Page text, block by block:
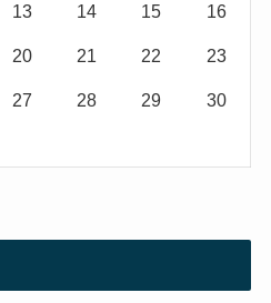
13 14 15 16
20 21 22 23
27 28 29 30